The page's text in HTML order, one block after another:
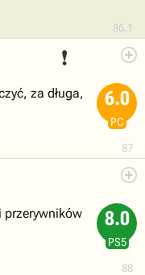
86.1
❗
87
6.0
PC
za długa,
88
8.0
PS5